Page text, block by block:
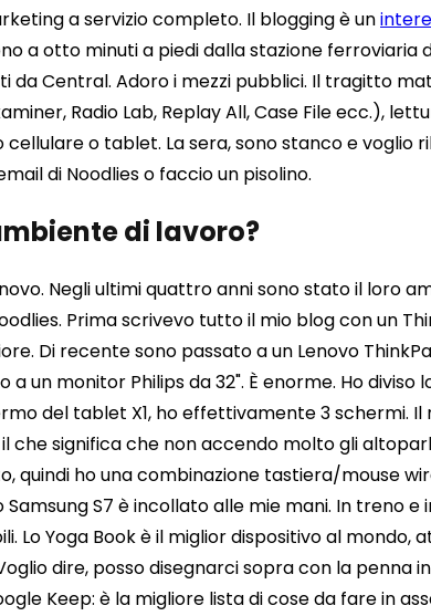
a servizio completo. Il blogging è un
a otto minuti a piedi dalla stazione ferroviaria
da Central. Adoro i mezzi pubblici. Il tragitto
Radio Lab, Replay All, Case File ecc.),
o tablet. La sera, sono stanco e voglio
di Noodlies o faccio un pisolino.
di lavoro?
Negli ultimi quattro anni sono stato il loro
Prima scrivevo tutto il mio blog con un
Di recente sono passato a un Lenovo
un monitor Philips da 32". È enorme. Ho diviso
del tablet X1, ho effettivamente 3 schermi. Il
che significa che non accendo molto gli
quindi ho una combinazione tastiera/mouse
Samsung S7 è incollato alle mie mani. In treno e
Lo Yoga Book è il miglior dispositivo al mondo,
dire, posso disegnarci sopra con la penna
Keep: è la migliore lista di cose da fare in